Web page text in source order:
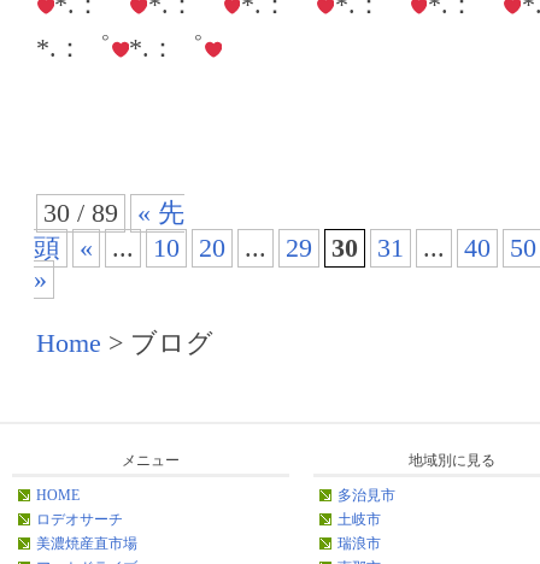
*.：゜
*.：゜
30 / 89
« 先
頭
« ... 10 20 ... 29 30 31 ... 40
50
»
Home > ブログ
メニュー
HOME
ロデオサーチ
美濃焼産直市場
地域別に見る
多治見市
土岐市
瑞浪市